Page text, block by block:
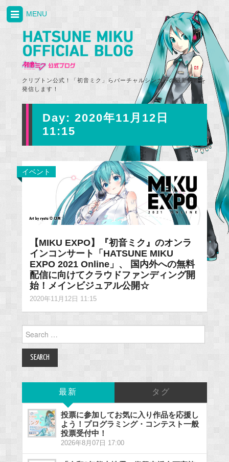
クリプトン公式！「初音ミク」らバーチャルシンガーの最新情報を
発信します！
MENU
Day: 2020年11月12日
11:15
イベント
【MIKU EXPO】『初音ミク』のオンラ
インコンサート「HATSUNE MIKU
EXPO 2021 Online」、 国内外への無料
配信に向けてクラウドファンディング開
始！メインビジュアル公開☆
2020年11月12日 11:15
for:
最新 タグ
投票に参加してお気に入り作品を応援し
よう！プログラミング・コンテスト一般
投票受付中！
2026年8月07日 17:00